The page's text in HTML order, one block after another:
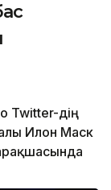
Twitter-дің
Илон Маск